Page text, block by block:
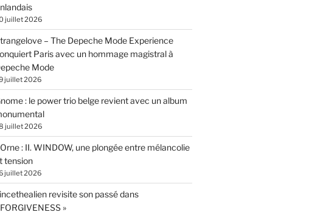
juillet 2026
– The Depeche Mode Experience
Paris avec un hommage magistral à
Mode
juillet 2026
: le power trio belge revient avec un album
juillet 2026
: II. WINDOW, une plongée entre mélancolie
tension
juillet 2026
revisite son passé dans
»